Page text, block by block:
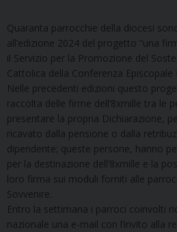
Quaranta parrocchie della diocesi
all’edizione 2024 del progetto “una
il Servizio per la Promozione del
Cattolica della Conferenza Episcopale
Nelle precedenti edizioni questo
raccolta delle firme dell’8xmille tra le
presentare la propria Dichiarazione,
ricavato dalla pensione o dalla
dipendente; queste persone, hanno
per la destinazione dell’8xmille e la
loro firma sui moduli forniti alle
Sovvenire.
Entro la settimana i parroci coinvolti
nazionale una e-mail con l’invito alla